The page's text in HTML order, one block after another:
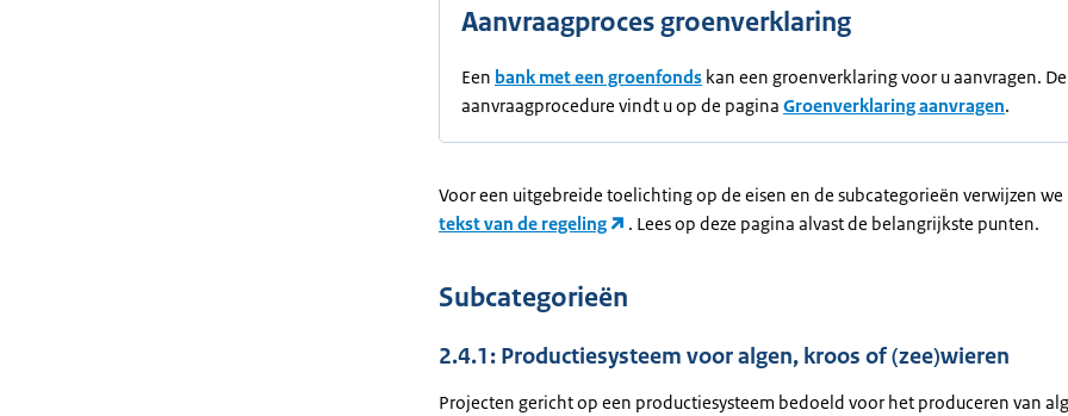
Aanvraagproces groenverklaring
Een bank met een groenfonds kan een groenverklaring voor u aanvragen. De
aanvraagprocedure vindt u op de pagina Groenverklaring aanvragen.
Voor een uitgebreide toelichting op de eisen en de subcategorieën verwijzen we
tekst van de regeling
. Lees op deze pagina alvast de belangrijkste punten.
Subcategorieën
2.4.1: Productiesysteem voor algen, kroos of (zee)wieren
Projecten gericht op een productiesysteem bedoeld voor het produceren van